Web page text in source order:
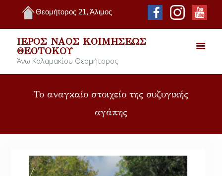
Θεομήτορος 21, Άλιμος
ΙΕΡΌΣ ΝΑΌΣ ΚΟΙΜΉΣΕΩΣ
ΘΕΟΤΌΚΟΥ
Άνω Καλαμακίου Θεομήτορος
Το αναγκαίο στοιχείο της συζυγικής
αγάπης